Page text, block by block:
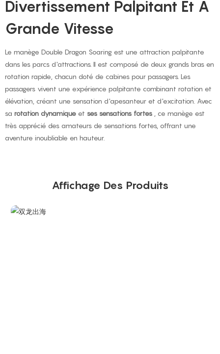
Divertissement Palpitant Et À
Grande Vitesse
Le manège Double Dragon Soaring est une attraction palpitante
dans les parcs d'attractions. Il est composé de deux grands bras en
rotation rapide, chacun doté de cabines pour passagers. Les
passagers vivent une expérience palpitante combinant rotation et
élévation, créant une sensation d'apesanteur et d'excitation. Avec
sa rotation dynamique et ses sensations fortes , ce manège est
très apprécié des amateurs de sensations fortes, offrant une
aventure inoubliable en hauteur.
Affichage Des Produits